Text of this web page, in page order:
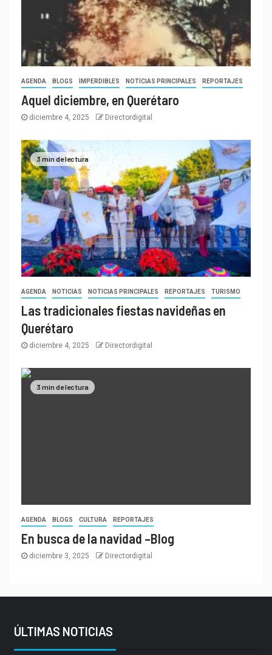
AGENDA BLOGS IMPERDIBLES NOTICIAS PRINCIPALES REPORTAJES
Aquel diciembre, en Querétaro
diciembre 4, 2025 Directordigital
3 min de lectura
AGENDA NOTICIAS NOTICIAS PRINCIPALES REPORTAJES TURISMO
Las tradicionales fiestas navideñas en
Querétaro
diciembre 4, 2025 Directordigital
3 min de lectura
AGENDA BLOGS CULTURA REPORTAJES
En busca de la navidad –Blog
diciembre 3, 2025 Directordigital
ÚLTIMAS NOTICIAS